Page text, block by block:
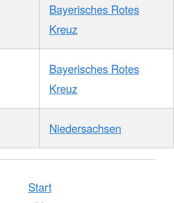
Bayerisches Rotes
Kreuz
Bayerisches Rotes
Kreuz
Niedersachsen
Start